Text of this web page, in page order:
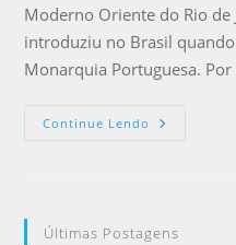
Moderno Oriente do Rio
introduziu no Brasil
Monarquia Portuguesa.
Continue Lendo
Últimas Postagens